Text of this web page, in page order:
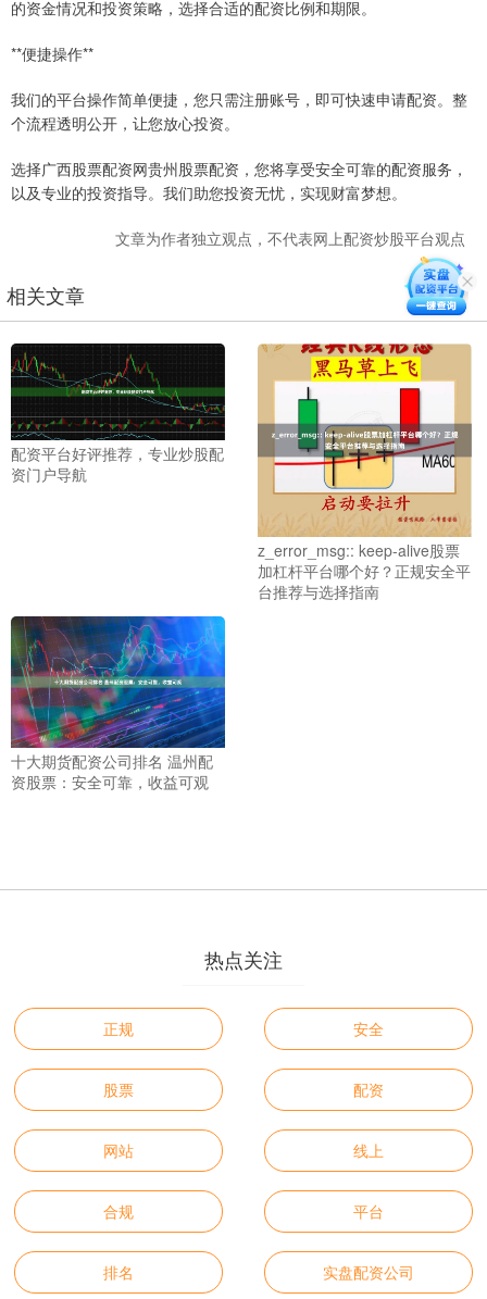
的资金情况和投资策略，选择合适的配资比例和期限。
**便捷操作**
我们的平台操作简单便捷，您只需注册账号，即可快速申请配资。整
个流程透明公开，让您放心投资。
选择广西股票配资网贵州股票配资，您将享受安全可靠的配资服务，
以及专业的投资指导。我们助您投资无忧，实现财富梦想。
文章为作者独立观点，不代表网上配资炒股平台观点
相关文章
配资平台好评推荐，专业炒股配
资门户导航
z_error_msg:: keep-alive股票
加杠杆平台哪个好？正规安全平
台推荐与选择指南
十大期货配资公司排名 温州配
资股票：安全可靠，收益可观
热点关注
正规 安全
股票 配资
网站 线上
合规 平台
排名 实盘配资公司